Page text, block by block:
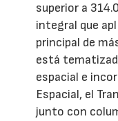
superior a
integral que
principal de
está
espacial e
Espacial, el
junto con